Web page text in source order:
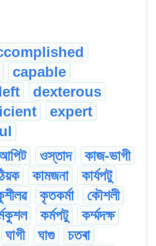
capable
dexterous
expert
ওস্তাদ
কাজ-ভাগী
কামজনা
কাৰ্যপটু
কৃতকৰ্মা
কৌশলী
কৰ্মপটু
কৰ্ম্মদক্ষ
ঘাগী ঘাগু
চতৰা